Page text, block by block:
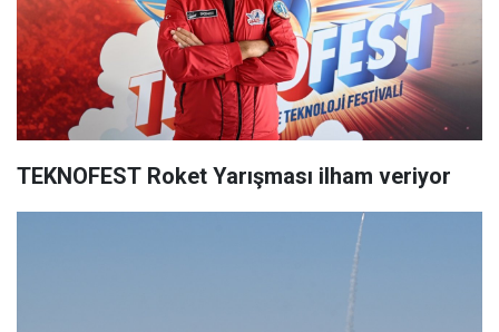
TEKNOFEST Roket Yarışması ilham veriyor